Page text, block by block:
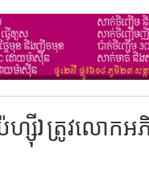
េហ្ស៊ី) ត្រូវលោក